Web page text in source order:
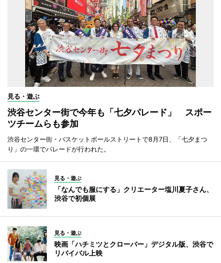
見る・遊ぶ
渋谷センター街で今年も「七夕パレード」 スポー
ツチームらも参加
渋谷センター街・バスケットボールストリートで8月7日、「七夕まつ
り」の一環でパレードが行われた。
見る・遊ぶ
「なんでも服にする」クリエーター塩川夏子さん、
渋谷で初個展
見る・遊ぶ
映画「ハチミツとクローバー」デジタル版、渋谷で
リバイバル上映